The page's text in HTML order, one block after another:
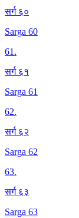
सर्ग ६०
Sarga 60
61.
सर्ग ६१
Sarga 61
62.
सर्ग ६२
Sarga 62
63.
सर्ग ६३
Sarga 63